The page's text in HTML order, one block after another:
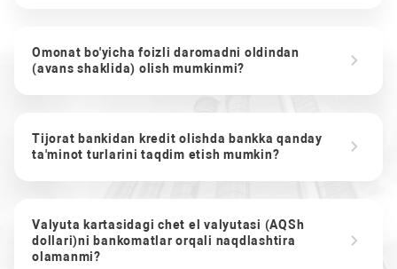
Omonat bo'yicha foizli daromadni oldindan
(avans shaklida) olish mumkinmi?
Tijorat bankidan kredit olishda bankka qanday
ta'minot turlarini taqdim etish mumkin?
Valyuta kartasidagi chet el valyutasi (AQSh
dollari)ni bankomatlar orqali naqdlashtira
olamanmi?